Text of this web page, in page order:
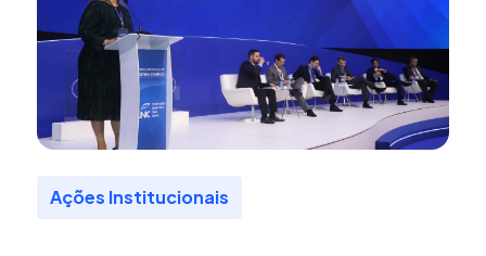
Ações Institucionais